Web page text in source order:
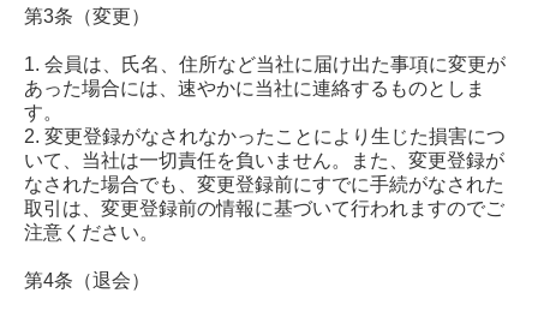
第3条（変更）
1. 会員は、氏名、住所など当社に届け出た事項に変更が
あった場合には、速やかに当社に連絡するものとしま
す。
2. 変更登録がなされなかったことにより生じた損害につ
いて、当社は一切責任を負いません。また、変更登録が
なされた場合でも、変更登録前にすでに手続がなされた
取引は、変更登録前の情報に基づいて行われますのでご
注意ください。
第4条（退会）